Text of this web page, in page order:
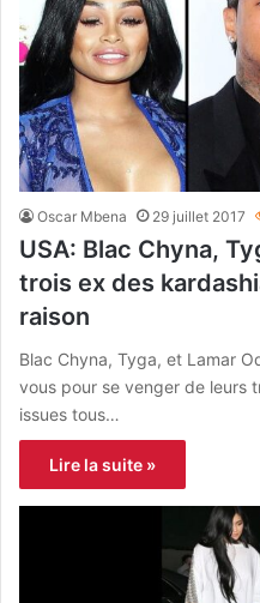
Oscar Mbena 29 juillet 2017
USA: Blac Chyna,
trois ex des
raison
Blac Chyna, Tyga, et Lamar
vous pour se venger de leurs
issues tous…
Lire la suite »